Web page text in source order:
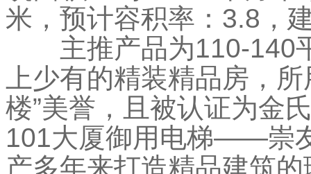
米，预计容积率：3.8，
主推产品为110-140
上少有的精装精品房，
楼”美誉，且被认证为金
101大厦御用电梯——崇
产多年来打造精品建筑